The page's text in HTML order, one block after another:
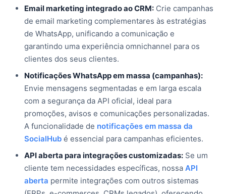
Email marketing integrado ao CRM: Crie campanhas
de email marketing complementares às estratégias
de WhatsApp, unificando a comunicação e
garantindo uma experiência omnichannel para os
clientes dos seus clientes.
Notificações WhatsApp em massa (campanhas):
Envie mensagens segmentadas e em larga escala
com a segurança da API oficial, ideal para
promoções, avisos e comunicações personalizadas.
A funcionalidade de notificações em massa da
SocialHub é essencial para campanhas eficientes.
API aberta para integrações customizadas: Se um
cliente tem necessidades específicas, nossa API
aberta permite integrações com outros sistemas